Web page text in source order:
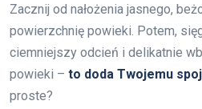
Zacznij od nałożenia jasnego,
powierzchnię powieki. Potem,
ciemniejszy odcień i delikatnie
powieki – to doda Twojemu
proste?